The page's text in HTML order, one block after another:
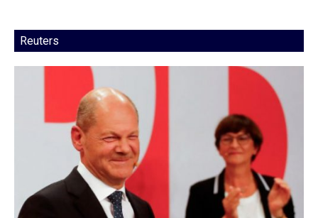
Reuters